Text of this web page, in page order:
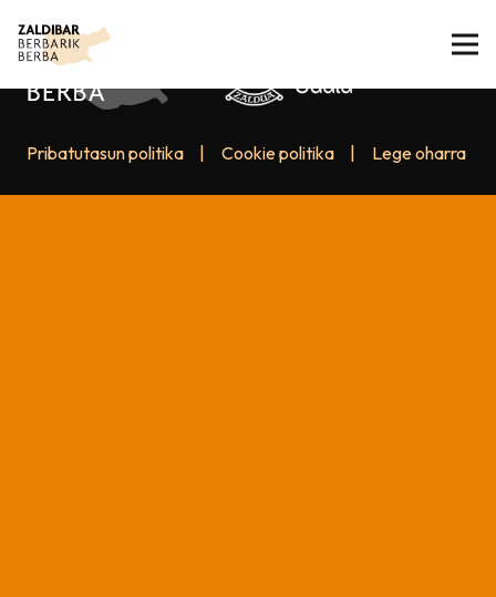
Pribatutasun politika Cookie politika Lege oharra